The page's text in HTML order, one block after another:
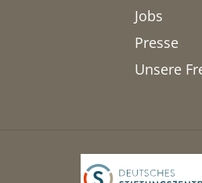
Jobs
Presse
Unsere